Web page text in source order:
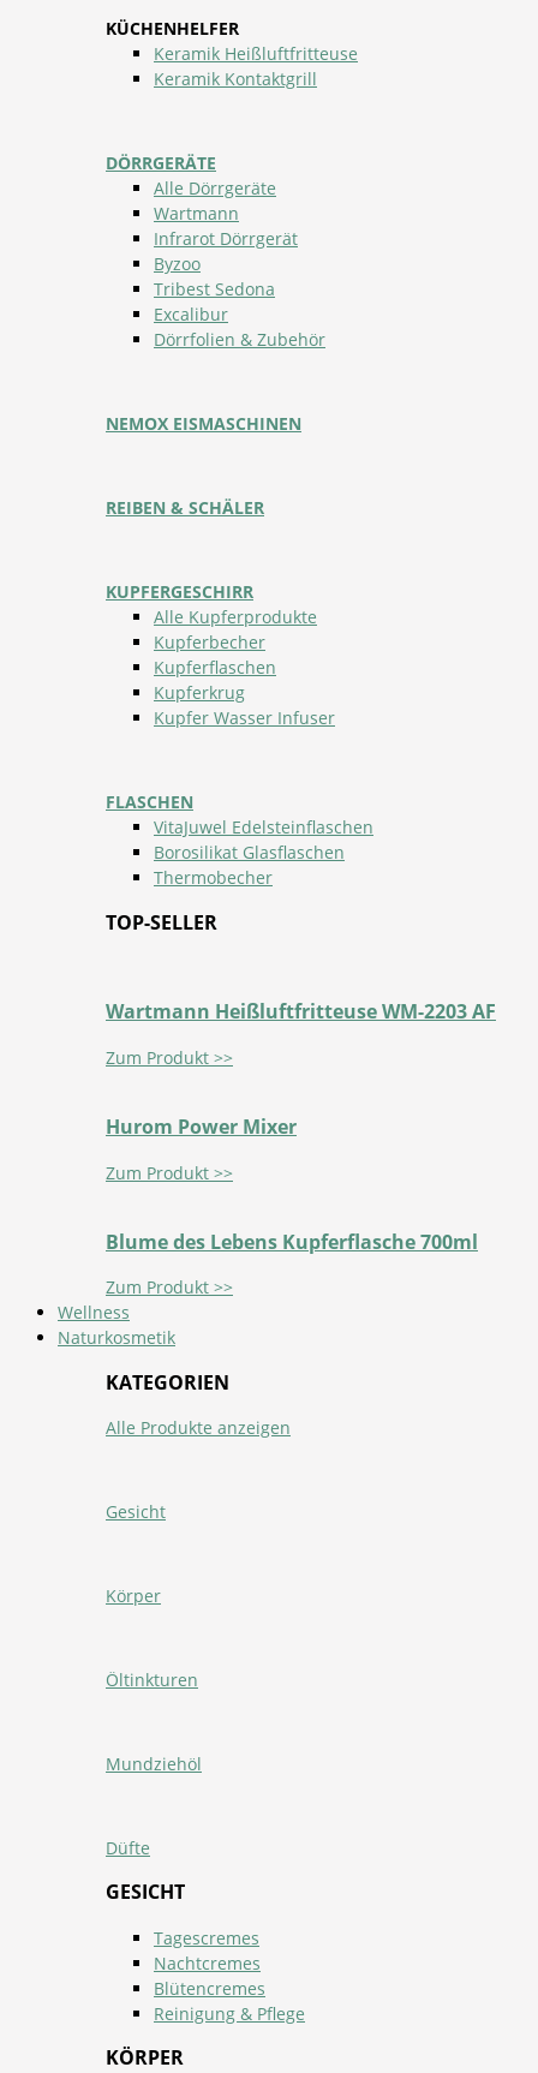
KÜCHENHELFER
Keramik Heißluftfritteuse
Keramik Kontaktgrill
DÖRRGERÄTE
Alle Dörrgeräte
Wartmann
Infrarot Dörrgerät
Byzoo
Tribest Sedona
Excalibur
Dörrfolien & Zubehör
NEMOX EISMASCHINEN
REIBEN & SCHÄLER
KUPFERGESCHIRR
Alle Kupferprodukte
Kupferbecher
Kupferflaschen
Kupferkrug
Kupfer Wasser Infuser
FLASCHEN
VitaJuwel Edelsteinflaschen
Borosilikat Glasflaschen
Thermobecher
TOP-SELLER
Wartmann Heißluftfritteuse WM-2203 AF
Zum Produkt >>
Hurom Power Mixer
Zum Produkt >>
Blume des Lebens Kupferflasche 700ml
Zum Produkt >>
Wellness
Naturkosmetik
KATEGORIEN
Alle Produkte anzeigen
Gesicht
Körper
Öltinkturen
Mundziehöl
Düfte
GESICHT
Tagescremes
Nachtcremes
Blütencremes
Reinigung & Pflege
KÖRPER